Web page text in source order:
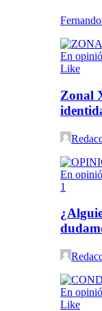
En
Like
Zonal
En
1
En
Like